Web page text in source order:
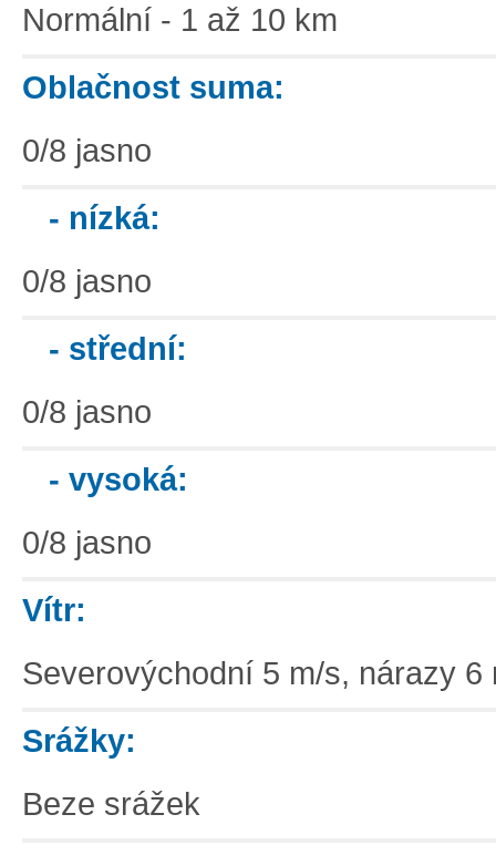
Normální - 1 až 10 km
Oblačnost suma:
0/8 jasno
- nízká:
0/8 jasno
- střední:
0/8 jasno
- vysoká:
0/8 jasno
Vítr:
Severovýchodní 5 m/s, nárazy 6
Srážky:
Beze srážek
Základní